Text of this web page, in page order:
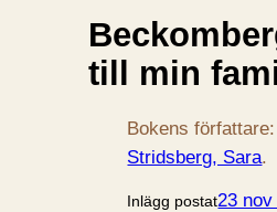
till min
Bokens författare:
Stridsberg, Sara.
Inlägg postat23 nov